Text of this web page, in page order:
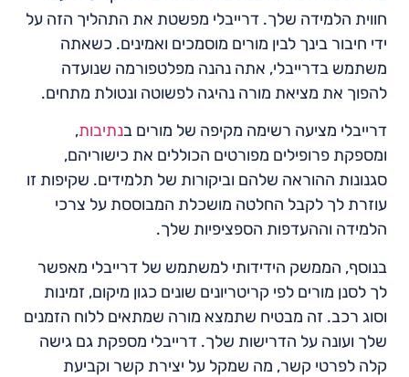
חווית הלמידה שלך. דרייבלי מפשטת את התהליך הזה על
ידי חיבור בינך לבין מורים מוסמכים ואמינים. כשאתה
משתמש בדרייבלי, אתה נהנה מפלטפורמה שנועדה
להפוך את מציאת מורה נהיגה לפשוטה ונטולת מתחים.
דרייבלי מציעה רשימה מקיפה של מורים בנתיבות,
ומספקת פרופילים מפורטים הכוללים את כישוריהם,
סגנונות ההוראה שלהם וביקורות של תלמידים. שקיפות זו
עוזרת לך לקבל החלטה מושכלת המבוססת על צרכי
הלמידה וההעדפות הספציפיות שלך.
בנוסף, הממשק הידידותי למשתמש של דרייבלי מאפשר
לך לסנן מורים לפי קריטריונים שונים כגון מיקום, זמינות
וסוג רכב. זה מבטיח שתמצא מורה שמתאים ללוח הזמנים
שלך ועונה על הדרישות שלך. דרייבלי מספקת גם גישה
קלה לפרטי קשר, מה שמקל על יצירת קשר וקביעת